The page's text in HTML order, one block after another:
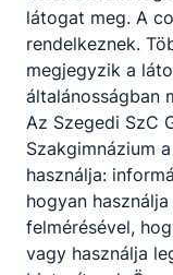
látogat meg. A
rendelkeznek.
megjegyzik a
általánosságban
Az Szegedi SzC
Szakgimnázium
használja:
hogyan
felmérésével,
vagy használja